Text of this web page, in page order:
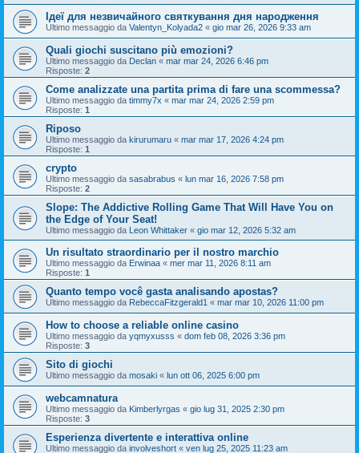
Ідеї для незвичайного святкування дня народження
Ultimo messaggio da Valentyn_Kolyada2 « gio mar 26, 2026 9:33 am
Quali giochi suscitano più emozioni?
Ultimo messaggio da Declan « mar mar 24, 2026 6:46 pm
Risposte: 2
Come analizzate una partita prima di fare una scommessa?
Ultimo messaggio da timmy7x « mar mar 24, 2026 2:59 pm
Risposte: 1
Riposo
Ultimo messaggio da kirurumaru « mar mar 17, 2026 4:24 pm
Risposte: 1
crypto
Ultimo messaggio da sasabrabus « lun mar 16, 2026 7:58 pm
Risposte: 2
Slope: The Addictive Rolling Game That Will Have You on
the Edge of Your Seat!
Ultimo messaggio da Leon Whittaker « gio mar 12, 2026 5:32 am
Un risultato straordinario per il nostro marchio
Ultimo messaggio da Erwinaa « mer mar 11, 2026 8:11 am
Risposte: 1
Quanto tempo você gasta analisando apostas?
Ultimo messaggio da RebeccaFitzgerald1 « mar mar 10, 2026 11:00 pm
How to choose a reliable online casino
Ultimo messaggio da yqmyxusss « dom feb 08, 2026 3:36 pm
Risposte: 3
Sito di giochi
Ultimo messaggio da mosaki « lun ott 06, 2025 6:00 pm
webcamnatura
Ultimo messaggio da Kimberlyrgas « gio lug 31, 2025 2:30 pm
Risposte: 3
Esperienza divertente e interattiva online
Ultimo messaggio da involveshort « ven lug 25, 2025 11:23 am